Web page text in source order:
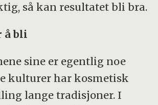
så kan resultatet bli bra.
å bli
sine er egentlig noe
kulturer har kosmetisk
lange tradisjoner. I